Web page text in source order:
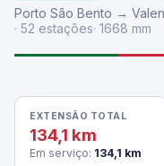
Porto São Bento →
· 52 estações· 1668 mm
EXTENSÃO TOTAL
134,1 km
Em serviço: 134,1 km